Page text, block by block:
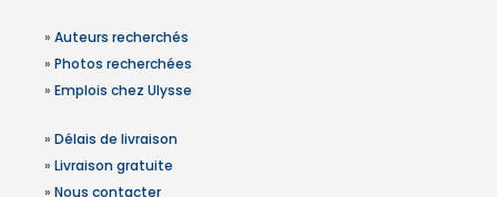
» Auteurs recherchés
» Photos recherchées
» Emplois chez Ulysse
» Délais de livraison
» Livraison gratuite
» Nous contacter